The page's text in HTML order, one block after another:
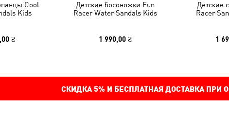
Cool
Kids
₴
Детские босоножки Fun
Racer Water Sandals Kids
1 990,00 ₴
Детские
Racer
1
СКИДКА 5% И БЕСПЛАТНАЯ ДОСТАВКА ПРИ